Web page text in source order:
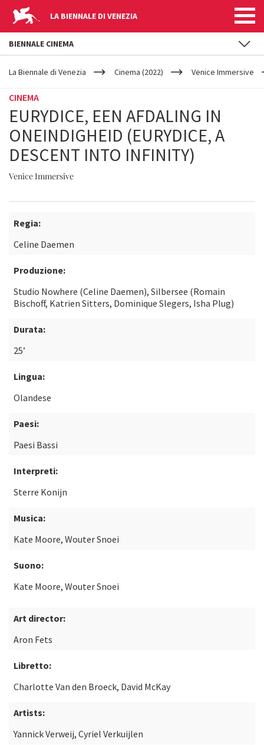
LA BIENNALE DI VENEZIA
YOUR
ARE
La Biennale di Venezia Cinema (2022) Venice Immersive
CINEMA
EURYDICE, EEN AFDALING IN
ONEINDIGHEID (EURYDICE, A
DESCENT INTO INFINITY)
Venice Immersive
Regia:
Celine Daemen
Produzione:
Studio Nowhere (Celine Daemen), Silbersee (Romain
Bischoff, Katrien Sitters, Dominique Slegers, Isha Plug)
Durata:
25’
Lingua:
Olandese
Paesi:
Paesi Bassi
Interpreti:
Sterre Konijn
Musica:
Kate Moore, Wouter Snoei
Suono:
Kate Moore, Wouter Snoei
Art director:
Aron Fets
Libretto:
Charlotte Van den Broeck, David McKay
Artists:
Yannick Verweij, Cyriel Verkuijlen
BIENNALE CINEMA